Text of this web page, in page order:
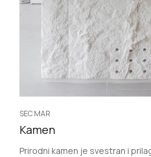
SEC MAR
Kamen
Prirodni kamen je svestran i